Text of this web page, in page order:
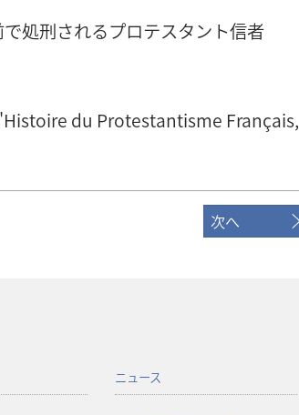
処刑されるプロテスタント信者
du Protestantisme Français,
次へ
ニュース